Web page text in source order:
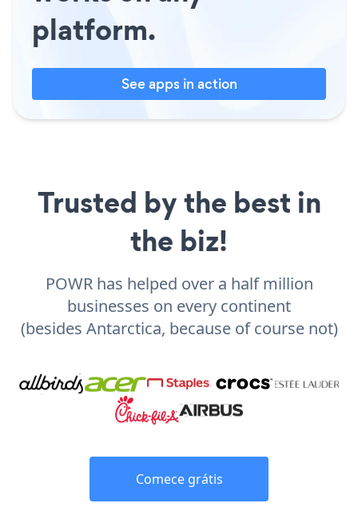
platform.
See apps in action
Trusted by the best in
the biz!
POWR has helped over a half million
businesses on every continent
(besides Antarctica, because of course not)
Comece grátis